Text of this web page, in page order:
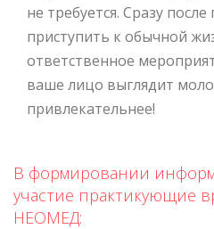
не требуется. Сразу
приступить к обычной
ответственное
ваше лицо выглядит
привлекательнее!
В формировании
участие практикующие
НЕОМЕД: